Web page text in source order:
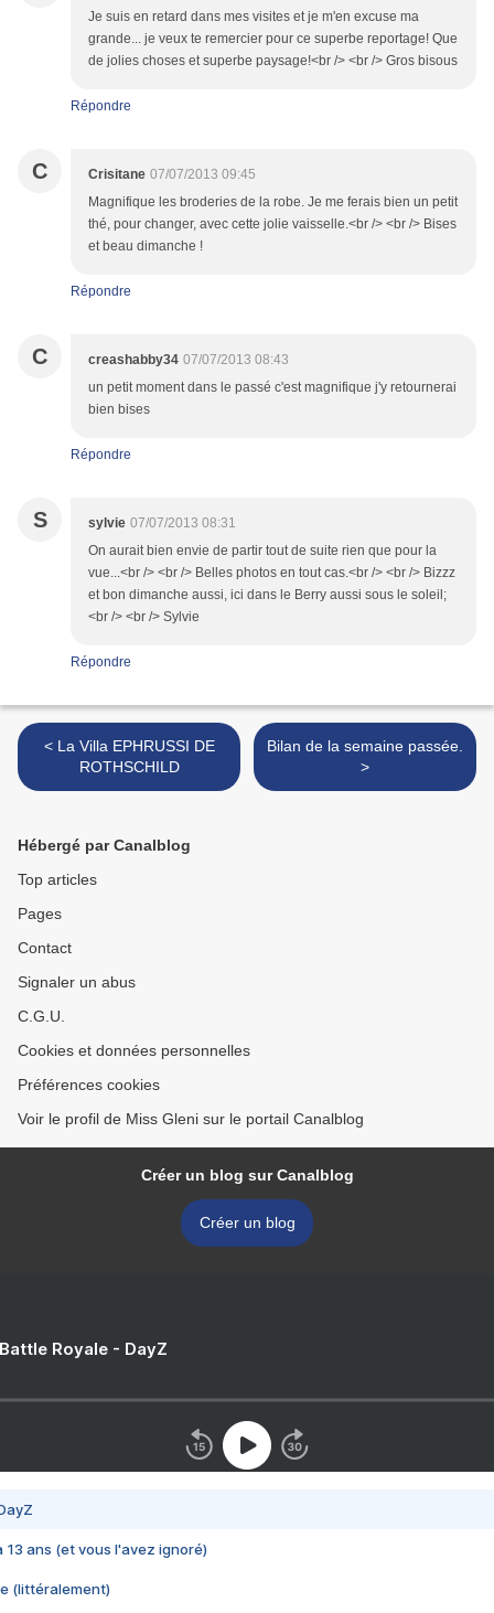
Je suis en retard dans mes visites et je m'en excuse ma
grande... je veux te remercier pour ce superbe reportage! Que
de jolies choses et superbe paysage!<br /> <br /> Gros bisous
Répondre
C Crisitane 07/07/2013 09:45
Magnifique les broderies de la robe. Je me ferais bien un petit
thé, pour changer, avec cette jolie vaisselle.<br /> <br /> Bises
et beau dimanche !
Répondre
C creashabby34 07/07/2013 08:43
un petit moment dans le passé c'est magnifique j'y retournerai
bien bises
Répondre
S sylvie 07/07/2013 08:31
On aurait bien envie de partir tout de suite rien que pour la
vue...<br /> <br /> Belles photos en tout cas.<br /> <br /> Bizzz
et bon dimanche aussi, ici dans le Berry aussi sous le soleil;
<br /> <br /> Sylvie
Répondre
< La Villa EPHRUSSI DE
ROTHSCHILD
Bilan de la semaine passée.
>
Hébergé par Canalblog
Top articles
Pages
Contact
Signaler un abus
C.G.U.
Cookies et données personnelles
Préférences cookies
Voir le profil de Miss Gleni sur le portail Canalblog
Créer un blog sur Canalblog
Créer un blog
Royale - DayZ
13 ans (et vous l'avez ignoré)
(littéralement)